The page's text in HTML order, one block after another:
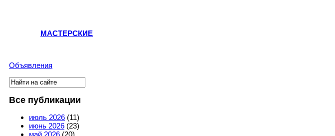
МАСТЕРСКИЕ
Объявления
Форма поиска
Поиск
Все публикации
июль 2026 (11)
июнь 2026 (23)